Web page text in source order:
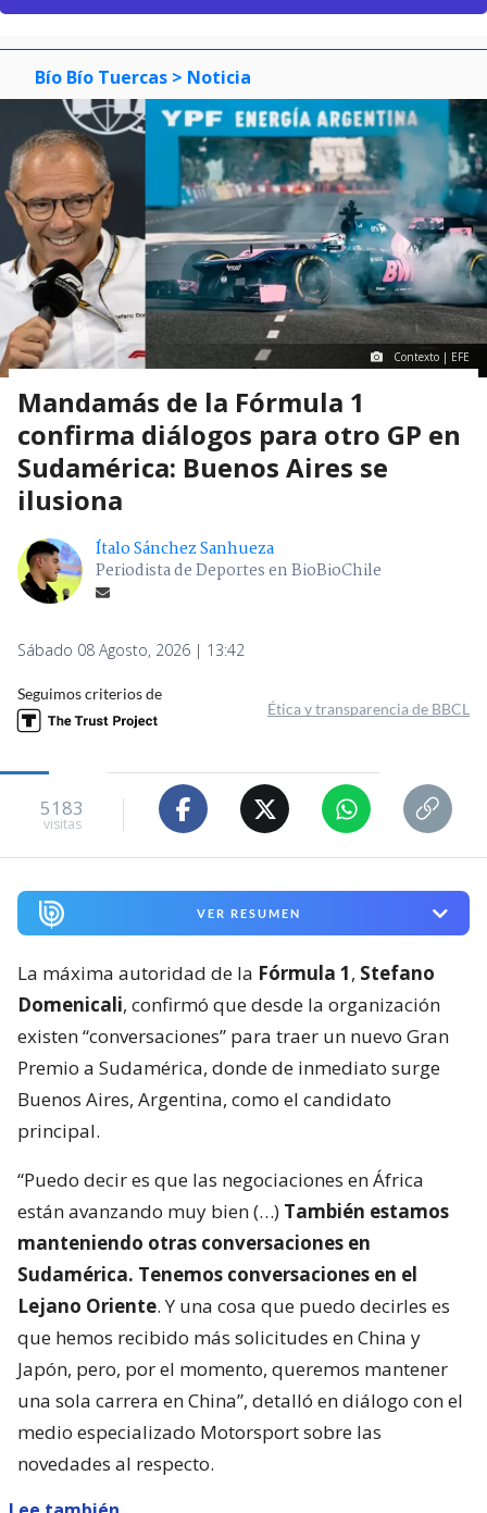
Bío Bío Tuercas > Noticia
Contexto | EFE
Mandamás de la Fórmula 1
confirma diálogos para otro GP en
Sudamérica: Buenos Aires se
ilusiona
Ítalo Sánchez Sanhueza
Periodista de Deportes en BioBioChile
Sábado 08 Agosto, 2026 | 13:42
Seguimos criterios de
Ética y transparencia de BBCL
5183
visitas
VER RESUMEN
La máxima autoridad de la Fórmula 1, Stefano
Domenicali, confirmó que desde la organización
existen “conversaciones” para traer un nuevo Gran
Premio a Sudamérica, donde de inmediato surge
Buenos Aires, Argentina, como el candidato
principal.
“Puedo decir es que las negociaciones en África
están avanzando muy bien (…) También estamos
manteniendo otras conversaciones en
Sudamérica. Tenemos conversaciones en el
Lejano Oriente. Y una cosa que puedo decirles es
que hemos recibido más solicitudes en China y
Japón, pero, por el momento, queremos mantener
una sola carrera en China”, detalló en diálogo con el
medio especializado Motorsport sobre las
novedades al respecto.